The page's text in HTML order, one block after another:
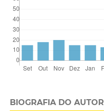
BIOGRAFIA DO AUTOR